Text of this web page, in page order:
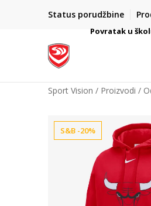
Status porudžbine
VAŽNO
Povratak u
Sport Vision Proizvodi
S&B -20%